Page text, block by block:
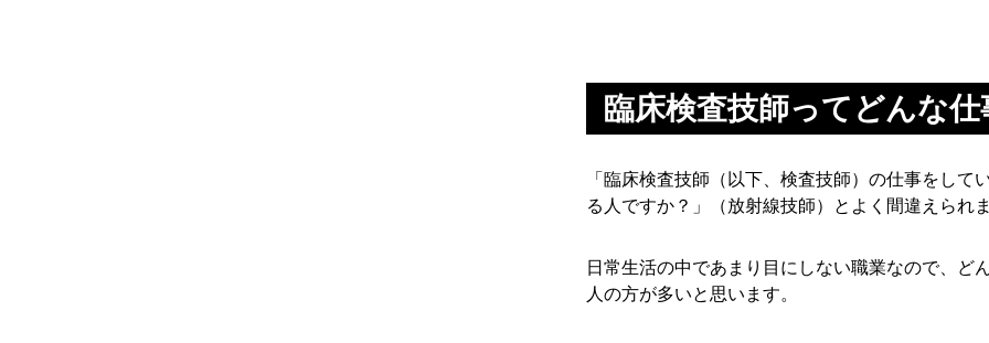
臨床検査技師ってどんな仕
「臨床検査技師（以下、検査技師）の仕事をし
る人ですか？」（放射線技師）とよく間違えられ
日常生活の中であまり目にしない職業なので、ど
人の方が多いと思います。